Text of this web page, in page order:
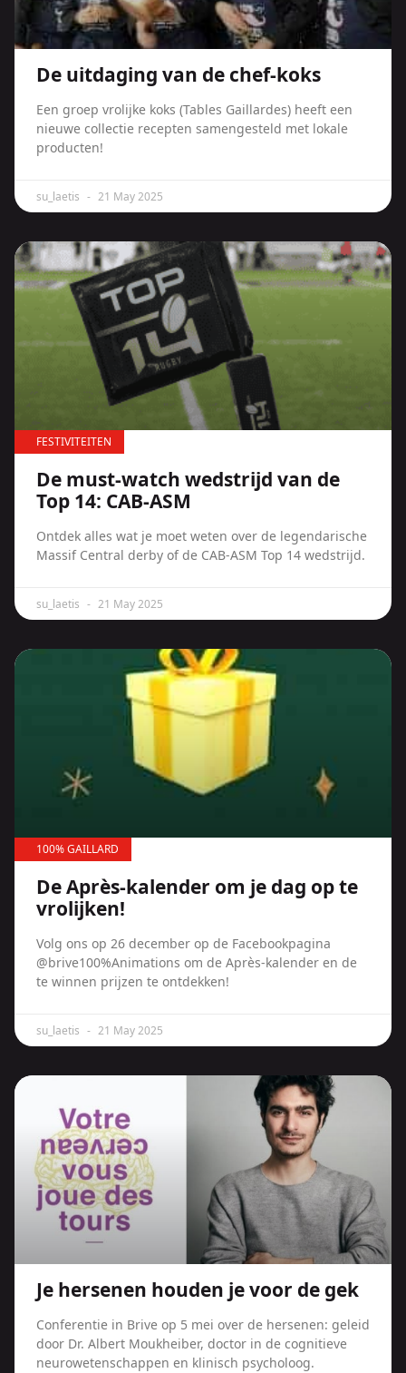
De uitdaging van de chef-koks
Een groep vrolijke koks (Tables Gaillardes) heeft een
nieuwe collectie recepten samengesteld met lokale
producten!
su_laetis 21 May 2025
FESTIVITEITEN
De must-watch wedstrijd van de
Top 14: CAB-ASM
Ontdek alles wat je moet weten over de legendarische
Massif Central derby of de CAB-ASM Top 14 wedstrijd.
su_laetis 21 May 2025
100% GAILLARD
De Après-kalender om je dag op te
vrolijken!
Volg ons op 26 december op de Facebookpagina
@brive100%Animations om de Après-kalender en de
te winnen prijzen te ontdekken!
su_laetis 21 May 2025
Je hersenen houden je voor de gek
Conferentie in Brive op 5 mei over de hersenen: geleid
door Dr. Albert Moukheiber, doctor in de cognitieve
neurowetenschappen en klinisch psycholoog.